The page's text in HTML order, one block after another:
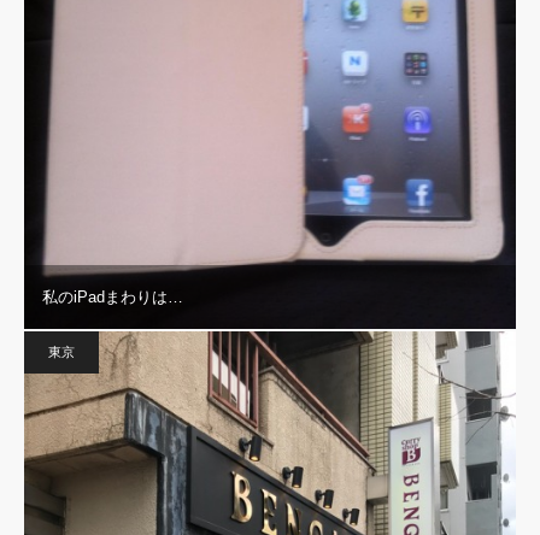
私のiPadまわりは…
東京